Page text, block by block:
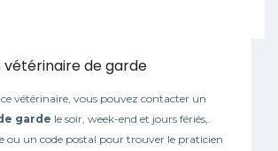
vétérinaire de garde
vétérinaire, vous pouvez contacter un
garde le soir, week-end et jours fériés,.
ou un code postal pour trouver le praticien